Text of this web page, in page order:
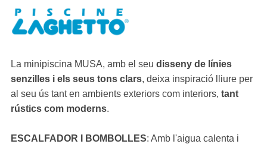
La minipiscina MUSA, amb el seu disseny de línies
senzilles i els seus tons clars, deixa inspiració lliure per
al seu ús tant en ambients exteriors com interiors, tant
rústics com moderns.
ESCALFADOR I BOMBOLLES: Amb l'aigua calenta i